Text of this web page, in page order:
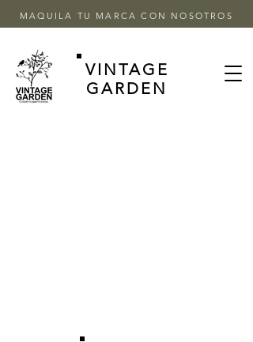
MAQUILA TU MARCA CON NOSOTROS
VINTAGE
GARDEN